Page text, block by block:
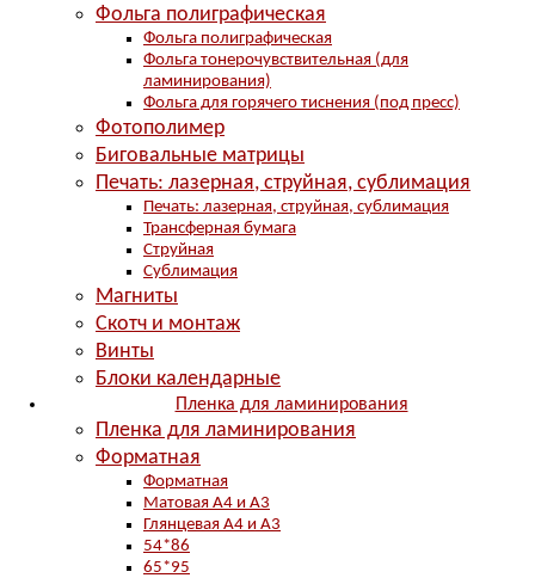
Фольга полиграфическая
Фольга полиграфическая
Фольга тонерочувствительная (для
ламинирования)
Фольга для горячего тиснения (под пресс)
Фотополимер
Биговальные матрицы
Печать: лазерная, струйная, сублимация
Печать: лазерная, струйная, сублимация
Трансферная бумага
Струйная
Сублимация
Магниты
Скотч и монтаж
Винты
Блоки календарные
Пленка для ламинирования
Пленка для ламинирования
Форматная
Форматная
Матовая А4 и А3
Глянцевая А4 и А3
54*86
65*95